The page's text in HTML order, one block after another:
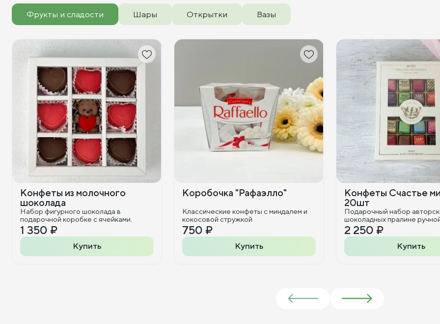
Фрукты и сладости Шары Открытки Вазы
Конфеты из молочного
шоколада
Набор фигурного шоколада в
подарочной коробке с ячейками.
1 350 ₽
Купить
Коробочка "Рафаэлло"
Классические конфеты с миндалем и
кокосовой стружкой
750 ₽
Купить
Конфеты Счастье
20шт
Подарочный набор
шоколадных пралине
2 250 ₽
Купить